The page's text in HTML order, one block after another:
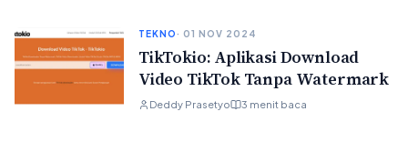
TEKNO· 01 NOV 2024
TikTokio: Aplikasi Download
Video TikTok Tanpa Watermark
Deddy Prasetyo 3 menit baca